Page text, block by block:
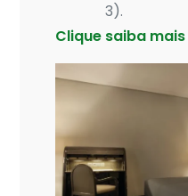
3).
Clique saiba